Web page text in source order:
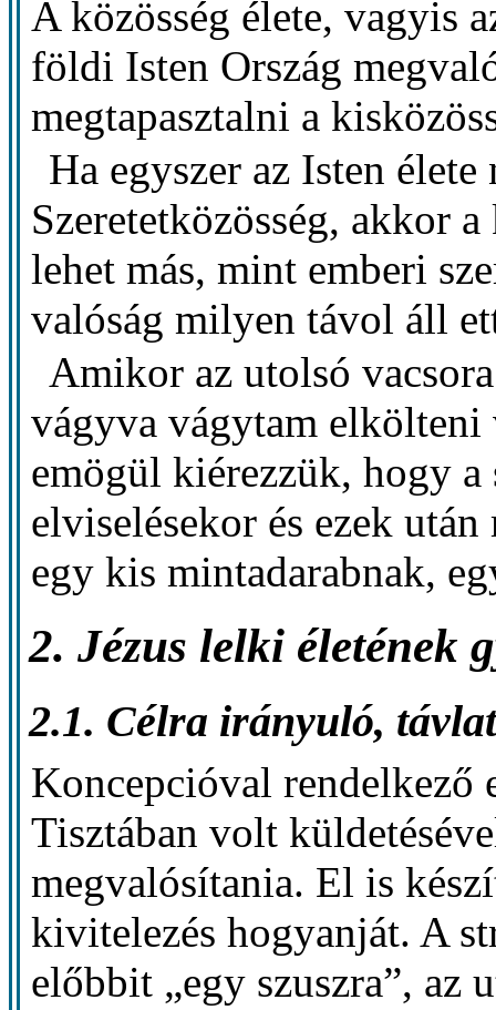
A közösség élete, vagyis
földi Isten Ország
megtapasztalni a
Ha egyszer az Isten
Szeretetközösség, akkor
lehet más, mint emberi
valóság milyen távol áll
Amikor az utolsó
vágyva vágytam
emögül kiérezzük, hogy a
elviselésekor és ezek
egy kis mintadarabnak,
2. Jézus lelki életének
2.1. Célra irányuló,
Koncepcióval rendelkező
Tisztában volt
megvalósítania. El is
kivitelezés hogyanját. A
előbbit „egy szuszra”, az